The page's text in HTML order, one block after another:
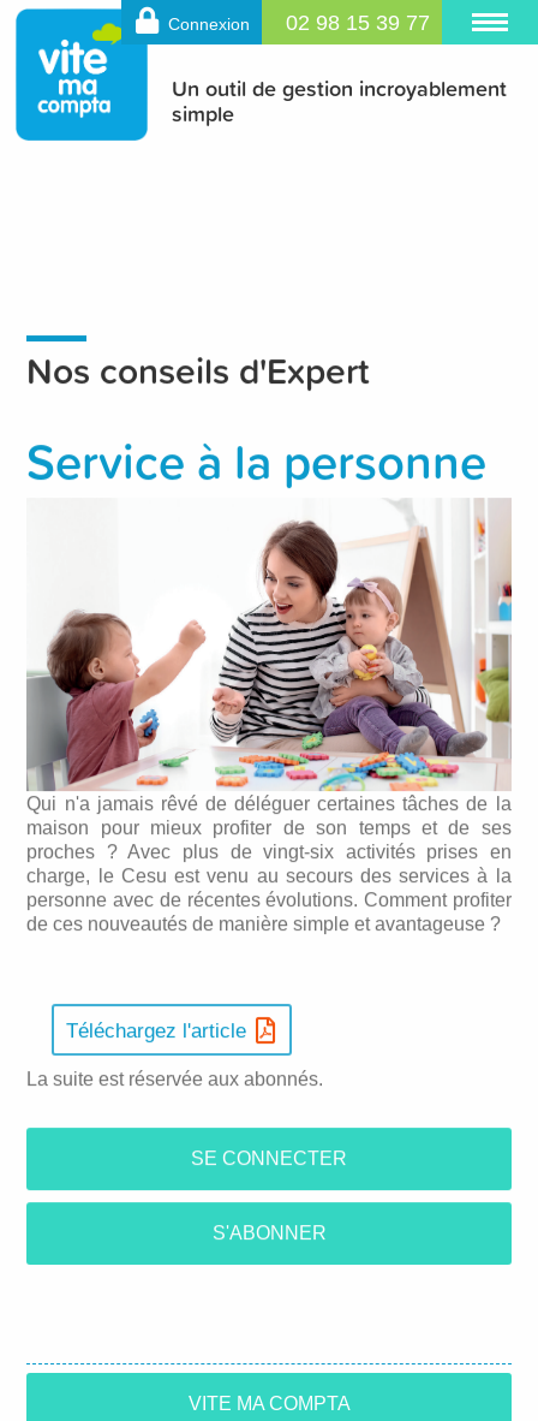
Un outil de gestion incroyablement
simple
Connexion 02 98 15 39 77
Nos conseils d'Expert
Service à la personne
Qui n'a jamais rêvé de déléguer certaines tâches de la
maison pour mieux profiter de son temps et de ses
proches ? Avec plus de vingt-six activités prises en
charge, le Cesu est venu au secours des services à la
personne avec de récentes évolutions. Comment profiter
de ces nouveautés de manière simple et avantageuse ?
Téléchargez l'article
La suite est réservée aux abonnés.
SE CONNECTER
S'ABONNER
VITE MA COMPTA